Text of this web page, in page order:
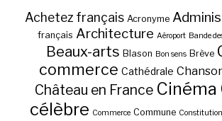
Achetez français Acronyme
français Architecture Aéroport Bande
Beaux-arts Blason Bon sens Brève
commerce Cathédrale
Château en France Cinéma
célèbre Commerce Commune Constitution